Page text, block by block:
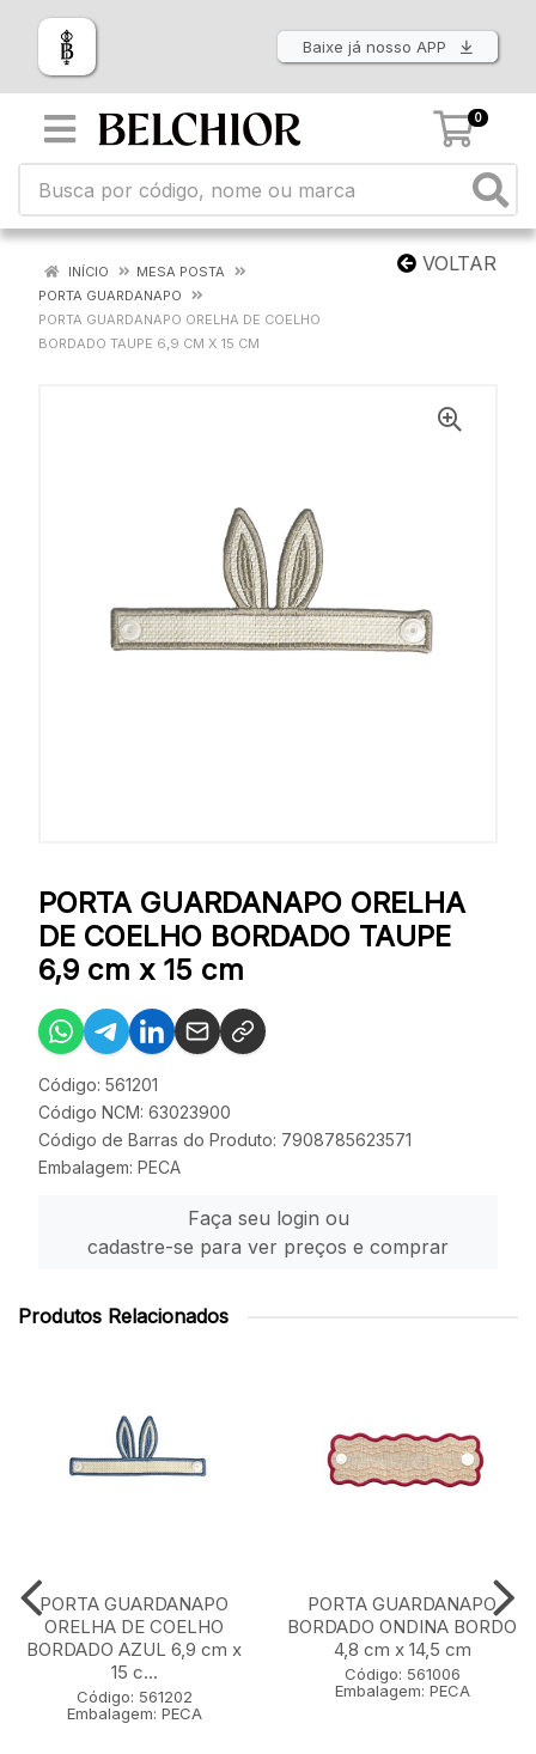
Baixe já nosso APP
0
VOLTAR
INÍCIO
MESA POSTA
PORTA GUARDANAPO
PORTA GUARDANAPO ORELHA DE COELHO
BORDADO TAUPE 6,9 CM X 15 CM
PORTA GUARDANAPO ORELHA
DE COELHO BORDADO TAUPE
6,9 cm x 15 cm
Código: 561201
Código NCM: 63023900
Código de Barras do Produto: 7908785623571
Embalagem: PECA
Faça seu login ou
cadastre-se para ver preços e comprar
Produtos Relacionados
PORTA GUARDANAPO
ORELHA DE COELHO
BORDADO AZUL 6,9 cm x
15 c...
Código: 561202
Embalagem: PECA
PORTA GUARDANAPO
BORDADO ONDINA BORDO
4,8 cm x 14,5 cm
Código: 561006
Embalagem: PECA